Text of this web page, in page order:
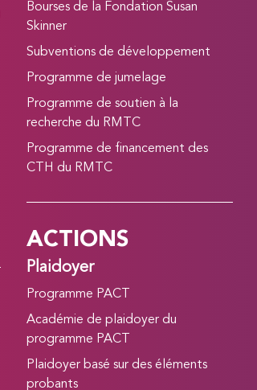
Bourses de la Fondation Susan
Skinner
Subventions de développement
Programme de jumelage
Programme de soutien à la
recherche du RMTC
Programme de financement des
CTH du RMTC
ACTIONS
Plaidoyer
Programme PACT
Académie de plaidoyer du
programme PACT
Plaidoyer basé sur des éléments
probants